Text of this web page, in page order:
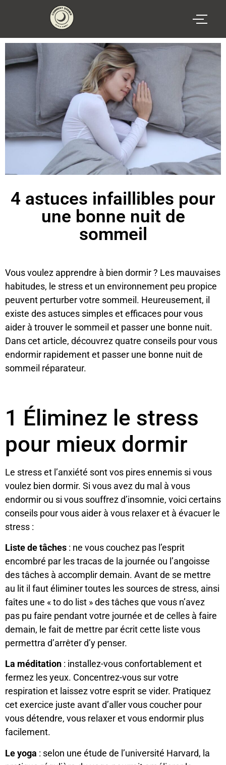
4 astuces infaillibles pour
une bonne nuit de
sommeil
Vous voulez apprendre à bien dormir ? Les mauvaises
habitudes, le stress et un environnement peu propice
peuvent perturber votre sommeil. Heureusement, il
existe des astuces simples et efficaces pour vous
aider à trouver le sommeil et passer une bonne nuit.
Dans cet article, découvrez quatre conseils pour vous
endormir rapidement et passer une bonne nuit de
sommeil réparateur.
1 Éliminez le stress
pour mieux dormir
Le stress et l’anxiété sont vos pires ennemis si vous
voulez bien dormir. Si vous avez du mal à vous
endormir ou si vous souffrez d’insomnie, voici certains
conseils pour vous aider à vous relaxer et à évacuer le
stress :
Liste de tâches : ne vous couchez pas l’esprit
encombré par les tracas de la journée ou l’angoisse
des tâches à accomplir demain. Avant de se mettre
au lit il faut éliminer toutes les sources de stress, ainsi
faîtes une « to do list » des tâches que vous n’avez
pas pu faire pendant votre journée et de celles à faire
demain, le fait de mettre par écrit cette liste vous
permettra d’arrêter d’y penser.
La méditation : installez-vous confortablement et
fermez les yeux. Concentrez-vous sur votre
respiration et laissez votre esprit se vider. Pratiquez
cet exercice juste avant d’aller vous coucher pour
vous détendre, vous relaxer et vous endormir plus
facilement.
Le yoga : selon une étude de l’université Harvard, la